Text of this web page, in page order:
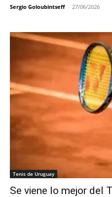
Sergio Goloubintseff - 27/06/2026
Tenis de Uruguay
Se viene lo mejor del